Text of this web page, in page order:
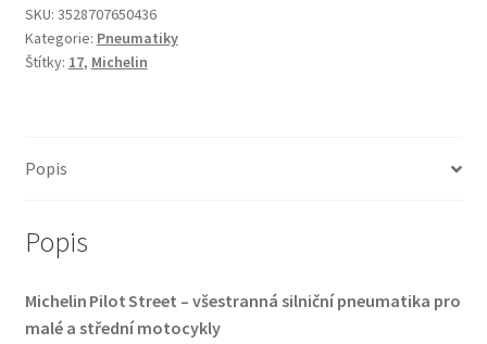
-
17
49S
SKU: 3528707650436
Kategorie: Pneumatiky
Štítky: 17, Michelin
Popis
Popis
Michelin Pilot Street – všestranná silniční pneumatika pro
malé a střední motocykly